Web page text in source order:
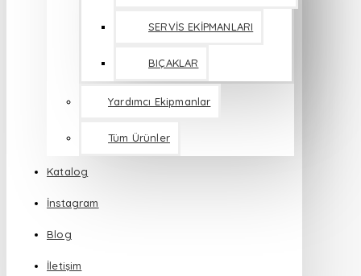
SERVİS EKİPMANLARI
BIÇAKLAR
Yardımcı Ekipmanlar
Tüm Ürünler
Katalog
İnstagram
Blog
İletişim